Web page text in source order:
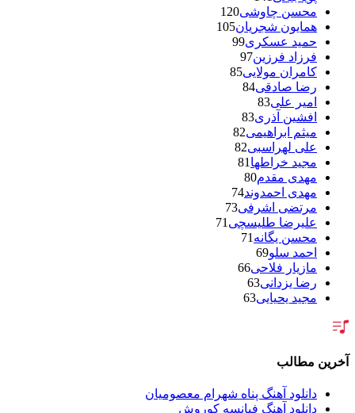
محسن چاوشی120
همایون شجریان105
حمید عسکری99
فرزاد فرزین97
کامران مولایی85
رضا صادقی84
امیر علی83
افشین آذری83
میثم ابراهیمی82
علی لهراسبی82
مجید خراطها 81
مهدی مقدم80
مهدی احمدوند74
مرتضی اشرفی73
علیرضا طلیسچی 71
محسن یگانه 71
احمد سلو69
مازیار فلاحی66
رضا یزدانی63
مجید یحیایی63
فریدون آسرایی
محسن ابراهیم زاده
سامان جلیلی54
حجت اشرف زاده54
آخرین مطالب
دانلود آهنگ پناه شهرام معصومیان
دانلود آهنگ فیانسه کوروش